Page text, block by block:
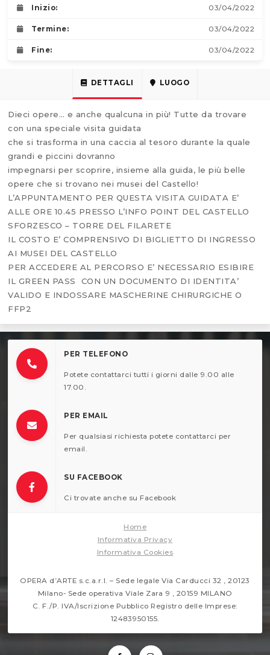
Inizio: 03/04/2022
Termine: 03/04/2022
Fine: 03/04/2022
DETTAGLI LUOGO
Dieci opere… e anche qualcuna in più! Tutte da trovare
con una speciale visita guidata
che si trasforma in una caccia al tesoro durante la quale
grandi e piccini dovranno
impegnarsi per scoprire, insieme alla guida, le più belle
opere che si trovano nei musei del Castello!
L’APPUNTAMENTO PER QUESTA VISITA GUIDATA E’
ALLE ORE 10.45 PRESSO L’INFO POINT DEL CASTELLO
SFORZESCO – TORRE DEL FILARETE
IL COSTO E’ COMPRENSIVO DI BIGLIETTO DI INGRESSO
AI MUSEI DEL CASTELLO
PER ACCEDERE AL PERCORSO E’ NECESSARIO ESIBIRE
IL GREEN PASS CON UN DOCUMENTO DI IDENTITA’
VALIDO E INDOSSARE MASCHERINE CHIRURGICHE O
FFP2
PER TELEFONO
Potete contattarci tutti i giorni dalle 9.00 alle
17.00.
PER EMAIL
Per qualsiasi richiesta potete contattarci per
email.
SU FACEBOOK
Ci trovate anche su Facebook
Home
Informativa Privacy
Informativa Cookies
OPERA d’ARTE s.c.a.r.l. – Sede legale Via Carducci 32 , 20123
Milano- Sede operativa Viale Zara 9 , 20159 MILANO
C. F./P. IVA/Iscrizione Pubblico Registro delle Imprese:
12483950155.